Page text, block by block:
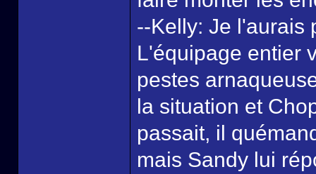
--Kelly: Je l'aurais
L'équipage entier
pestes
la situation et
passait, il
mais Sandy lui